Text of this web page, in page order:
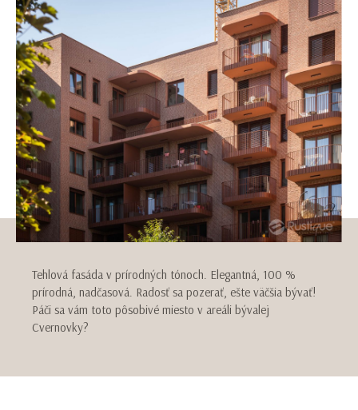
Tehlová fasáda v prírodných tónoch. Elegantná, 100 %
prírodná, nadčasová. Radosť sa pozerať, ešte väčšia bývať!
Páči sa vám toto pôsobivé miesto v areáli bývalej
Cvernovky?